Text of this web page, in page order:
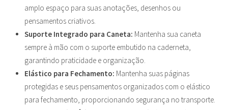
amplo espaço para suas anotações, desenhos ou
pensamentos criativos.
Suporte Integrado para Caneta: Mantenha sua caneta
sempre à mão com o suporte embutido na caderneta,
garantindo praticidade e organização.
Elástico para Fechamento: Mantenha suas páginas
protegidas e seus pensamentos organizados com o elástico
para fechamento, proporcionando segurança no transporte.